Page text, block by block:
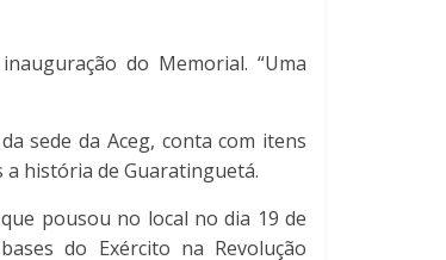
do Memorial. “Uma
sede da Aceg, conta com itens
história de Guaratinguetá.
pousou no local no dia 19 de
do Exército na Revolução